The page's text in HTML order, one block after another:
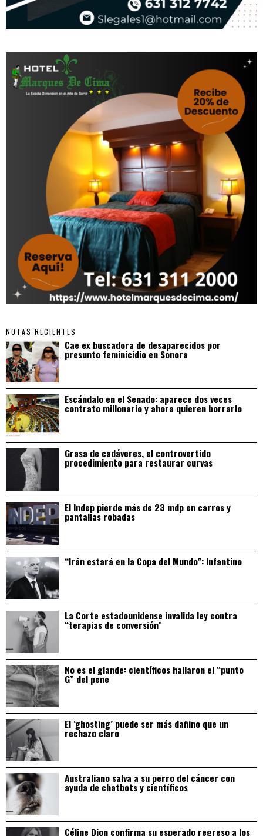
NOTAS RECIENTES
Cae ex buscadora de desaparecidos por
presunto feminicidio en Sonora
Escándalo en el Senado: aparece dos veces
contrato millonario y ahora quieren borrarlo
Grasa de cadáveres, el controvertido
procedimiento para restaurar curvas
El Indep pierde más de 23 mdp en carros y
pantallas robadas
“Irán estará en la Copa del Mundo”: Infantino
La Corte estadounidense invalida ley contra
“terapias de conversión”
No es el glande: científicos hallaron el “punto
G” del pene
El ‘ghosting’ puede ser más dañino que un
rechazo claro
Australiano salva a su perro del cáncer con
ayuda de chatbots y científicos
Céline Dion confirma su esperado regreso a los